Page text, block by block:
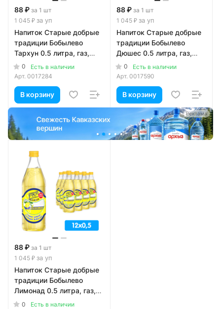
88 ₽ за 1 шт
1 045 ₽ за уп
Напиток Старые добрые
традиции Бобылево
Тархун 0.5 литра, газ,
стекло, 12 шт. в уп.
0
Есть в наличии
Арт. 0017284
В корзину
Реклама
88 ₽ за 1 шт
1 045 ₽ за уп
Напиток Старые добрые
традиции Бобылево
Дюшес 0.5 литра, газ,
стекло, 12 шт. в уп.
0
Есть в наличии
Арт. 0017590
В корзину
88 ₽ за 1 шт
1 045 ₽ за уп
Напиток Старые добрые
традиции Бобылево
Лимонад 0.5 литра, газ,
стекло, 12 шт. в уп.
0
Есть в наличии